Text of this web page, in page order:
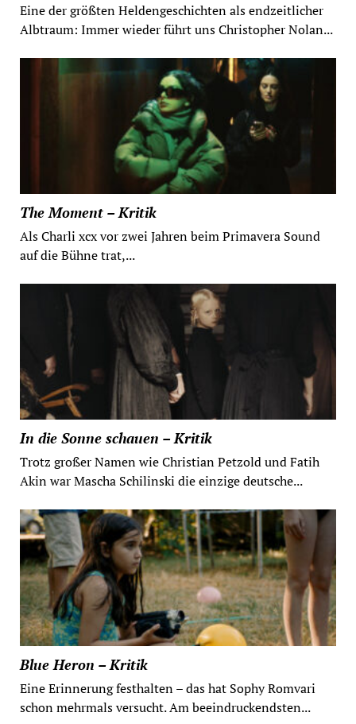
Eine der größten Heldengeschichten als endzeitlicher
Albtraum: Immer wieder führt uns Christopher Nolan...
The Moment – Kritik
Als Charli xcx vor zwei Jahren beim Primavera Sound
auf die Bühne trat,...
In die Sonne schauen – Kritik
Trotz großer Namen wie Christian Petzold und Fatih
Akin war Mascha Schilinski die einzige deutsche...
Blue Heron – Kritik
Eine Erinnerung festhalten – das hat Sophy Romvari
schon mehrmals versucht. Am beeindruckendsten...